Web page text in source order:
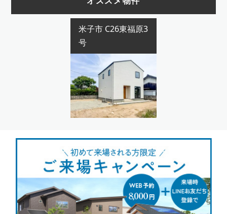
米子市 C26東福原3
号